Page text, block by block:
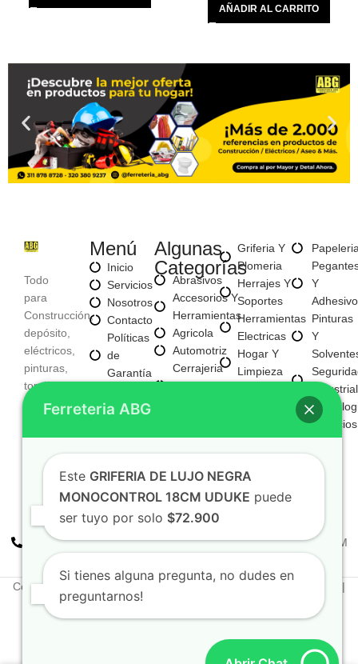
AÑADIR AL CARRITO
Todo
para
Construcción,
depósito,
eléctricos,
pinturas,
tornillería,
Aseo,
entre
Menú
Inicio
Servicios
Nosotros
Contacto
Políticas
de
Garantía
de
Algunas
Categorías
Abrasivos
Accesorios Y
Herramientas
Agricola
Automotriz
Cerrajeria
Y
E
Iluminacion
Fijaciones
Y
Griferia Y
Plomeria
Herrajes Y
Soportes
Herramientas
Electricas
Hogar Y
Limpieza
Construccion
Mayorista
De Negocio
Nuevo
Y
Pinturas
Y
Industrial
Servicios
+57 310 2938411
FERREPINTURASABG123@GMAIL.COM
Copyright © 2025. Todos los derechos reservados Ferreteriaabg |
Política de privacidad
Elaborado porNaotechdigital
Ferreteria ABG
Este GRIFERIA DE LUJO NEGRA
MONOCONTROL 18CM UDUKE puede
ser tuyo por solo $72.900
Si tienes alguna pregunta, no dudes en
preguntarnos!